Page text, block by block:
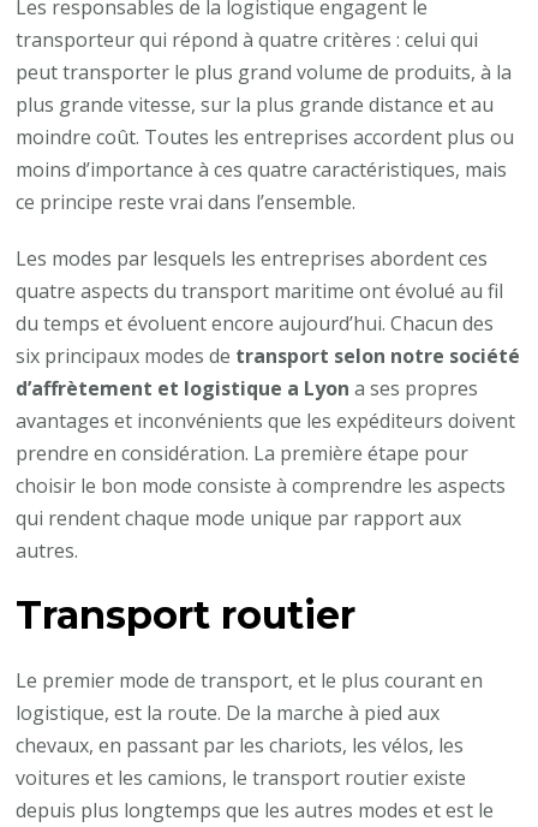
Les responsables de la logistique engagent le
transporteur qui répond à quatre critères : celui qui
peut transporter le plus grand volume de produits, à la
plus grande vitesse, sur la plus grande distance et au
moindre coût. Toutes les entreprises accordent plus ou
moins d’importance à ces quatre caractéristiques, mais
ce principe reste vrai dans l’ensemble.
Les modes par lesquels les entreprises abordent ces
quatre aspects du transport maritime ont évolué au fil
du temps et évoluent encore aujourd’hui. Chacun des
six principaux modes de transport selon notre société
d’affrètement et logistique a Lyon a ses propres
avantages et inconvénients que les expéditeurs doivent
prendre en considération. La première étape pour
choisir le bon mode consiste à comprendre les aspects
qui rendent chaque mode unique par rapport aux
autres.
Transport routier
Le premier mode de transport, et le plus courant en
logistique, est la route. De la marche à pied aux
chevaux, en passant par les chariots, les vélos, les
voitures et les camions, le transport routier existe
depuis plus longtemps que les autres modes et est le